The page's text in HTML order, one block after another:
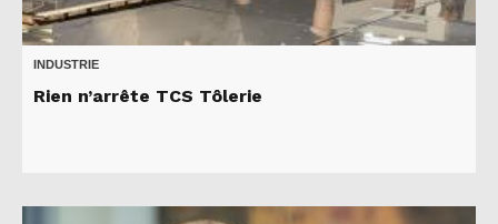
INDUSTRIE
Rien n’arrête TCS Tôlerie